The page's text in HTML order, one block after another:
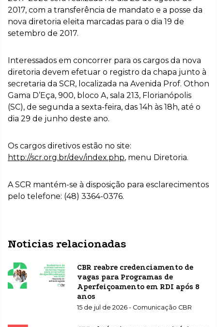
2017, com a transferência de mandato e a posse da
nova diretoria eleita marcadas para o dia 19 de
setembro de 2017.
Interessados em concorrer para os cargos da nova
diretoria devem efetuar o registro da chapa junto à
secretaria da SCR, localizada na Avenida Prof. Othon
Gama D’Eça, 900, bloco A, sala 213, Florianópolis
(SC), de segunda a sexta-feira, das 14h às 18h, até o
dia 29 de junho deste ano.
Os cargos diretivos estão no site:
http://scr.org.br/dev/index.php, menu Diretoria.
A SCR mantém-se à disposição para esclarecimentos
pelo telefone: (48) 3364-0376.
Noticias relacionadas
CBR reabre credenciamento de
vagas para Programas de
Aperfeiçoamento em RDI após 8
anos
15 de jul de 2026 - Comunicação CBR